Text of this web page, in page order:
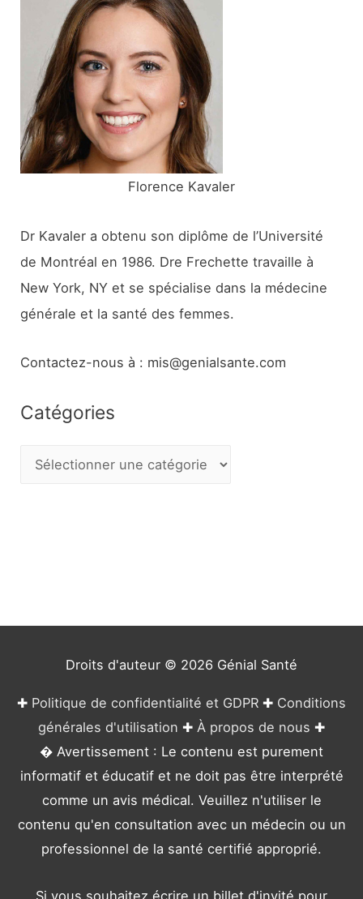
:
Florence Kavaler
Dr Kavaler a obtenu son diplôme de l’Université
de Montréal en 1986. Dre Frechette travaille à
New York, NY et se spécialise dans la médecine
générale et la santé des femmes.
Contactez-nous à : mis@genialsante.com
Catégories
Droits d'auteur © 2026 Génial Santé
✚ Politique de confidentialité et GDPR ✚ Conditions
générales d'utilisation ✚ À propos de nous ✚
� Avertissement : Le contenu est purement
informatif et éducatif et ne doit pas être interprété
comme un avis médical. Veuillez n'utiliser le
contenu qu'en consultation avec un médecin ou un
professionnel de la santé certifié approprié.